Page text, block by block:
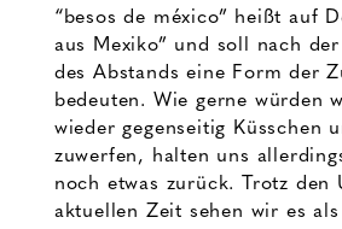
“besos de méxico” heißt auf
aus Mexiko” und soll nach
des Abstands eine Form der
bedeuten. Wie gerne würden
wieder gegenseitig Küsschen
zuwerfen, halten uns
noch etwas zurück. Trotz den
aktuellen Zeit sehen wir es als